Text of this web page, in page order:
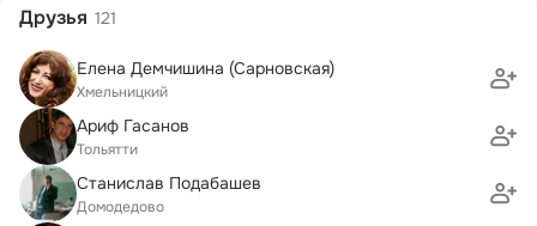
Друзья 121
Елена Демчишина (Сарновская)
Хмельницкий
Ариф Гасанов
Тольятти
Станислав Подабашев
Домодедово